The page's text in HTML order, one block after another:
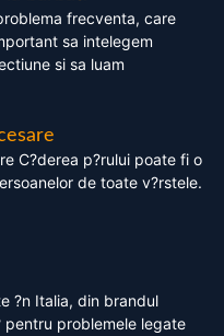
frecventa, care
sa intelegem
si sa luam
C?derea p?rului poate fi o
de toate v?rstele.
?n Italia, din brandul
pentru problemele legate